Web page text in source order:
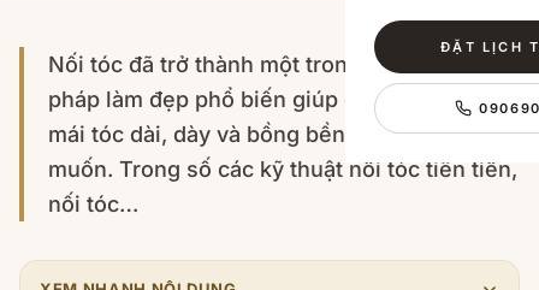
ĐẶT LỊCH
Nối tóc đã trở thành một trong những phương
pháp làm đẹp phổ biến giúp chị em có được
mái tóc dài, dày và bồng bềnh như mong
muốn. Trong số các kỹ thuật nối tóc tiên tiến,
nối tóc…